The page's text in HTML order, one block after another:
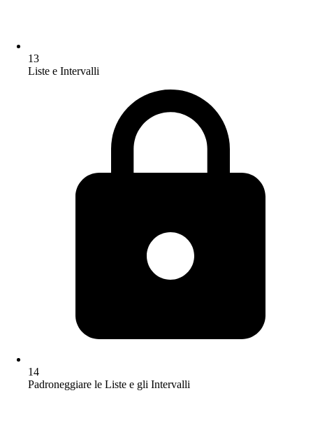
13
Liste e Intervalli
14
Padroneggiare le Liste e gli Intervalli